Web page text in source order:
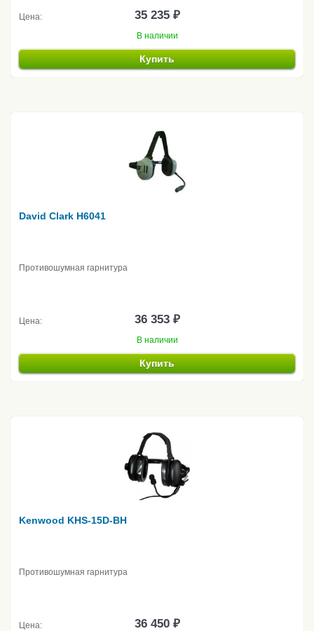
Цена: 35 235 ₽
В наличии
Купить
David Clark H6041
Противошумная гарнитура
Цена: 36 353 ₽
В наличии
Купить
Kenwood KHS-15D-BH
Противошумная гарнитура
Цена: 36 450 ₽